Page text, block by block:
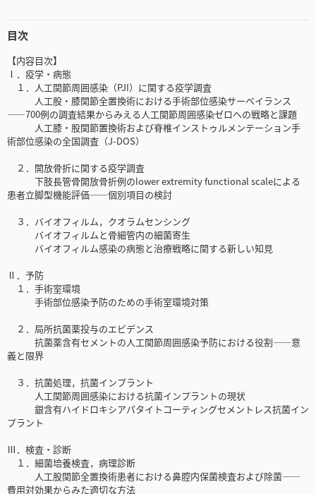
目次
【内容目次】
Ⅰ．疫学・病態
１．人工関節周囲感染（PJI）に関する疫学調査
人工股・膝関節全置換術における手術部位感染サーベイランス
――700例の調査結果からみえる人工関節周囲感染ゼロへの戦略と課題
人工膝・股関節置換術および脊椎インストゥルメンテーション手
術部位感染の全国調査（J-DOS）
２．開放骨折に関する疫学調査
下肢長管骨開放骨折例のlower extremity functional scaleによる
患者立脚型機能評価――個別項目の検討
３．バイオフィルム，クオラムセンシング
バイオフィルムと骨細管内の細菌寄生
バイオフィルム感染の病態と治療戦略に関する新しい知見
Ⅱ．予防
１．手術室環境
手術部位感染予防のための手術室環境対策
２．局所抗菌薬投与のエビデンス
抗菌薬含有セメントの人工関節周囲感染予防における役割――意
義と限界
３．抗菌処理，抗菌インプラント
人工関節周囲感染における抗菌インプラントの現状
銀含有ハイドロキシアパタイトコーティングセメントレス抗菌イン
プラント
Ⅲ．検査・診断
１．細菌培養検査，病理診断
人工股関節全置換術患者における鼻腔内保菌検査および除菌――
費用対効果からみた適切な方法